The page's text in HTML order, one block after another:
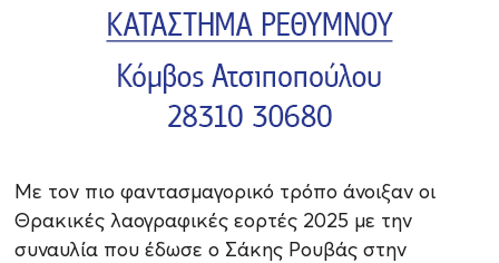
Με τον πιο φαντασμαγορικό τρόπο άνοιξαν οι
Θρακικές λαογραφικές εορτές 2025 με την
συναυλία που έδωσε ο Σάκης Ρουβάς στην